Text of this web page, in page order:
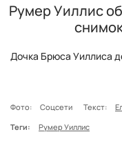
Румер Уиллис
Дочка Брюса Уиллиса
Фото: Соцсети Текст:
Теги:
Румер Уиллис